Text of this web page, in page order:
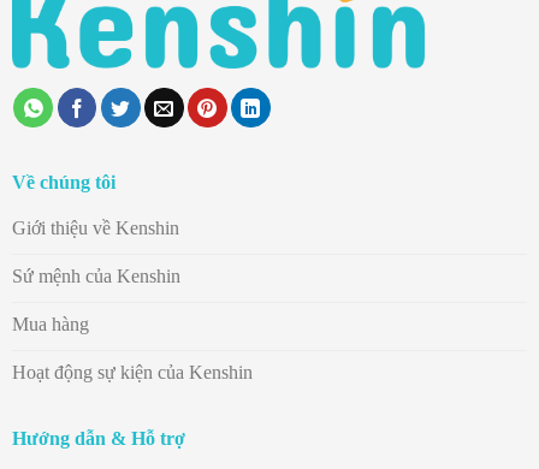
Về chúng tôi
Giới thiệu về Kenshin
Sứ mệnh của Kenshin
Mua hàng
Hoạt động sự kiện của Kenshin
Hướng dẫn & Hỗ trợ